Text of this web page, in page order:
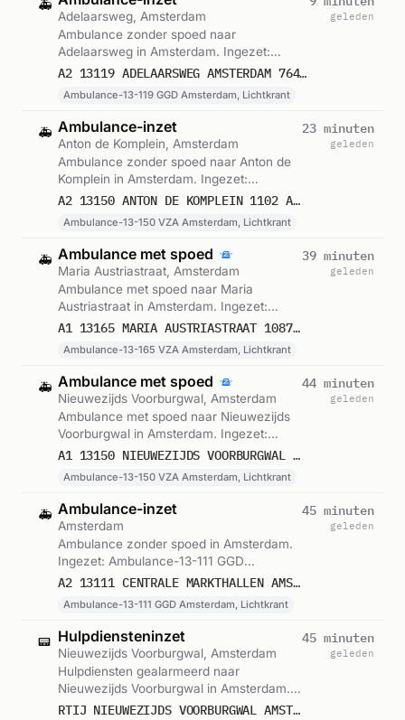
🚑
Adelaarsweg, Amsterdam
Ambulance zonder spoed naar
Adelaarsweg in Amsterdam. Ingezet:
Ambulance-13-119 GGD Amsterdam,
A2 13119 ADELAARSWEG AMSTERDAM 76473
Ambulance-13-119 GGD Amsterdam, Lichtkrant
geleden
🚑 Ambulance-inzet
Anton de Komplein, Amsterdam
Ambulance zonder spoed naar Anton de
Komplein in Amsterdam. Ingezet:
Ambulance-13-150 VZA Amsterdam,
A2 13150 ANTON DE KOMPLEIN 1102 AMSTERDAM 76470
Ambulance-13-150 VZA Amsterdam, Lichtkrant
23 minuten
geleden
🚑 Ambulance met spoed
Maria Austriastraat, Amsterdam
Ambulance met spoed naar Maria
Austriastraat in Amsterdam. Ingezet:
Ambulance-13-165 VZA Amsterdam,
A1 13165 MARIA AUSTRIASTRAAT 1087 AMSTERDAM 76467
Ambulance-13-165 VZA Amsterdam, Lichtkrant
39 minuten
geleden
🚑 Ambulance met spoed
Nieuwezijds Voorburgwal, Amsterdam
Ambulance met spoed naar Nieuwezijds
Voorburgwal in Amsterdam. Ingezet:
Ambulance-13-150 VZA Amsterdam,
A1 13150 NIEUWEZIJDS VOORBURGWAL 1012 AMSTERDAM 76466
Ambulance-13-150 VZA Amsterdam, Lichtkrant
44 minuten
geleden
🚑 Ambulance-inzet
Amsterdam
Ambulance zonder spoed in Amsterdam.
Ingezet: Ambulance-13-111 GGD
Amsterdam, Lichtkrant. Gemeld om 20:28.A2 13111 CENTRALE MARKTHALLEN AMSTERDAM 76465
Ambulance-13-111 GGD Amsterdam, Lichtkrant
45 minuten
geleden
📟 Hulpdiensteninzet
Nieuwezijds Voorburgwal, Amsterdam
Hulpdiensten gealarmeerd naar
Nieuwezijds Voorburgwal in Amsterdam.
Gemeld om 20:28.
RTIJ NIEUWEZIJDS VOORBURGWAL AMSTERDAM
45 minuten
geleden